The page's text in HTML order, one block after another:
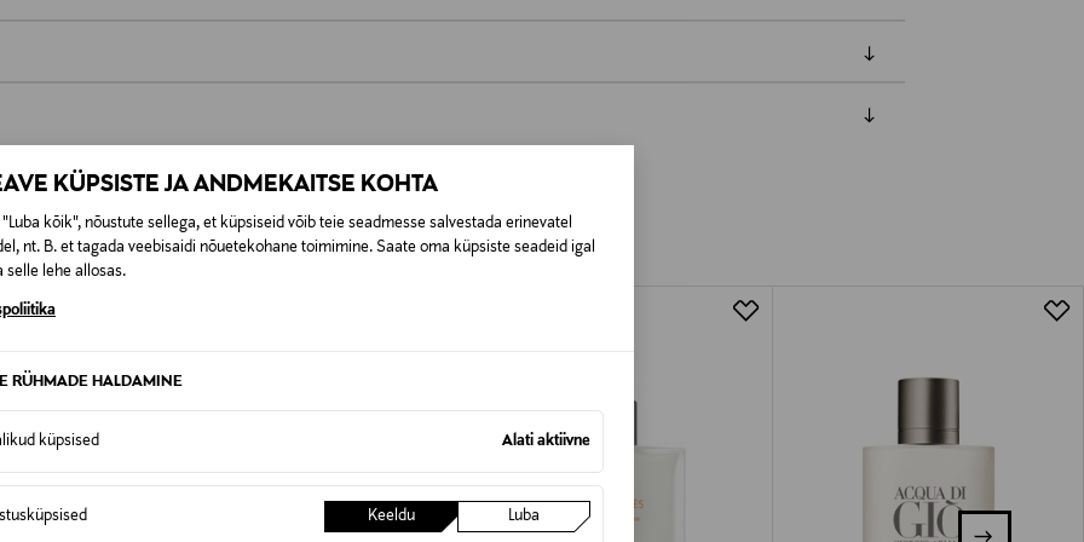
KÜPSISTE JA ANDMEKAITSE KOHTA
"Luba kõik", nõustute sellega, et küpsiseid võib teie seadmesse salvestada erinevatel
nt. B. et tagada veebisaidi nõuetekohane toimimine. Saate oma küpsiste seadeid igal
selle lehe allosas.
RÜHMADE HALDAMINE
küpsised Alati aktiivne
Keeldu Luba
Tagastatavad suletud pakendis kosmeetika- ja loodustooted peavad olema avamata originaalpakendis.
KA